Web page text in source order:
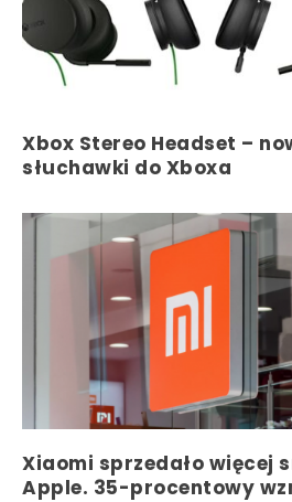
Xbox Stereo Headset –
słuchawki do Xboxa
Xiaomi sprzedało więcej
Apple. 35-procentowy